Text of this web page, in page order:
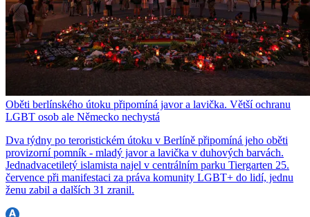
Oběti berlínského útoku připomíná javor a lavička. Větší ochranu
LGBT osob ale Německo nechystá
Dva týdny po teroristickém útoku v Berlíně připomíná jeho oběti
provizorní pomník - mladý javor a lavička v duhových barvách.
Jednadvacetiletý islamista najel v centrálním parku Tiergarten 25.
července při manifestaci za práva komunity LGBT+ do lidí, jednu
ženu zabil a dalších 31 zranil.